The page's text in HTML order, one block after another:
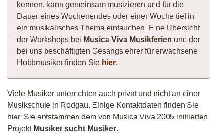
kennen, kann gemeinsam musizieren und für die
Dauer eines Wochenendes oder einer Woche tief in
ein musikalisches Thema eintauchen. Eine Übersicht
der Workshops bei Musica Viva Musikferien und der
bei uns beschäftigten Gesangslehrer für erwachsene
Hobbmusiker finden Sie hier.
Viele Musiker unterrichten auch privat und nicht an einer
Musikschule in Rodgau. Einige Kontaktdaten finden Sie
hier. Sie entstammen dem von Musica Viva 2005 initiierten
Projekt Musiker sucht Musiker.
Leon